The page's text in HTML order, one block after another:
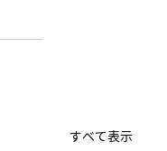
すべて表示